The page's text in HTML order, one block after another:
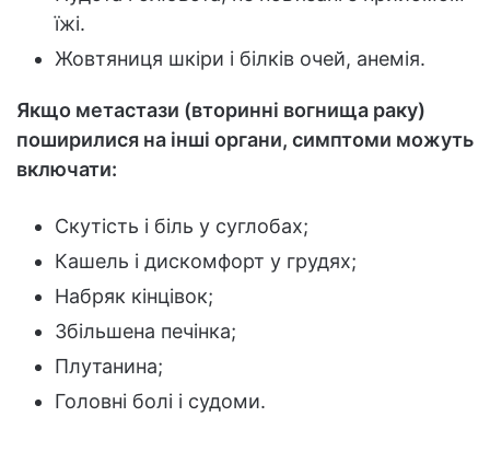
їжі.
Жовтяниця шкіри і білків очей, анемія.
Якщо метастази (вторинні вогнища раку)
поширилися на інші органи, симптоми можуть
включати:
Скутість і біль у суглобах;
Кашель і дискомфорт у грудях;
Набряк кінцівок;
Збільшена печінка;
Плутанина;
Головні болі і судоми.